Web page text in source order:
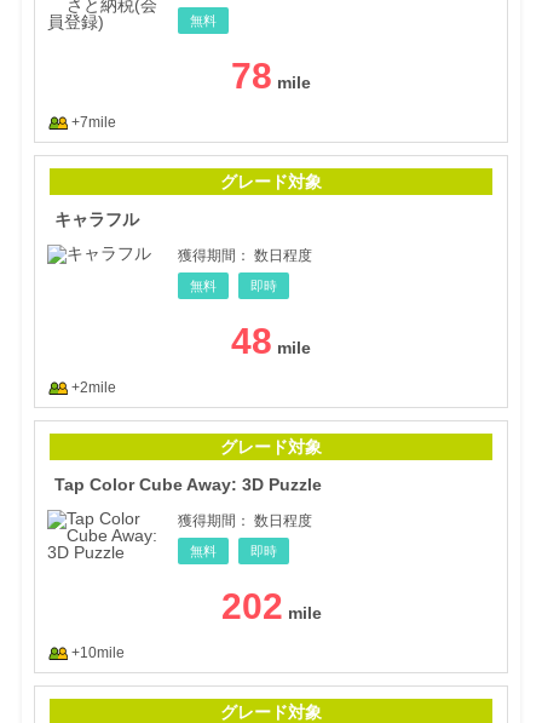
無料
78
+7mile
グレード対象
キャラフル
獲得期間： 数日程度
無料 即時
48
+2mile
グレード対象
Tap Color Cube Away: 3D Puzzle
獲得期間： 数日程度
無料 即時
202
+10mile
グレード対象